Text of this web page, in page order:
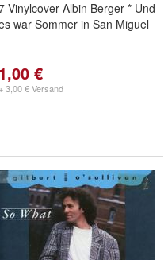
Vinylcover Albin Berger * Und
war Sommer in San Miguel
1,00 €
+ 3,00 € Versand